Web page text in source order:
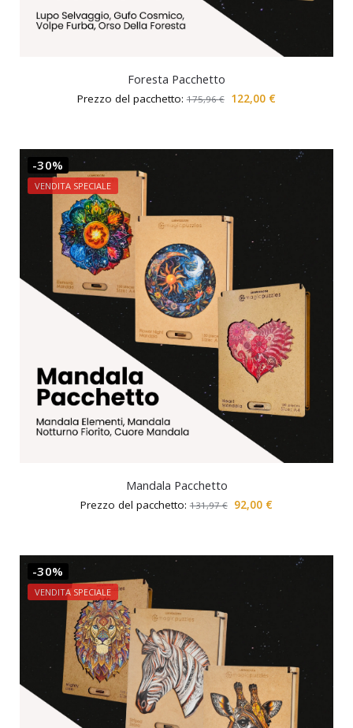
Foresta Pacchetto
Prezzo del pacchetto:175,96€ 122,00 €
-30%
VENDITA SPECIALE
Mandala Pacchetto
Prezzo del pacchetto:131,97€ 92,00 €
-30%
VENDITA SPECIALE